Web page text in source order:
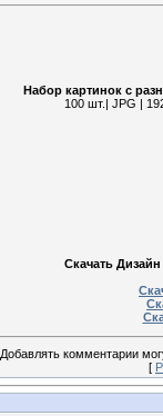
Набор картинок с
100 шт.| JPG |
Скачать
Добавлять комментарии
[